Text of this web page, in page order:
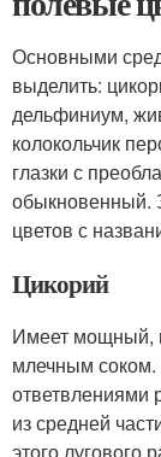
Основными
выделить:
дельфиниум,
колокольчик
глазки с
обыкновенный.
цветов с
Цикорий
Имеет мощный,
млечным
ответвлениями
из средней